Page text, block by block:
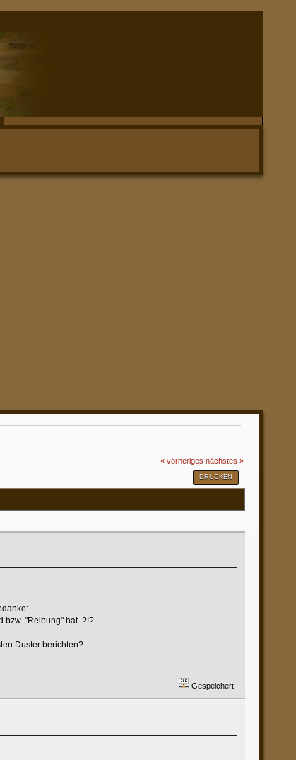
« vorheriges nächstes »
DRUCKEN
bzw. "Reibung" hat..?!?
Duster berichten?
Gespeichert